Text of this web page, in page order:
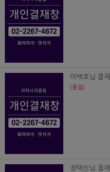
이백호님 결재
(품절)
장택진님 결재